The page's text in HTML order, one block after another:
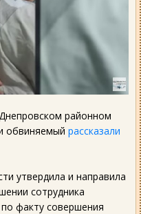
районном
обвиняемый рассказали
утвердила и направила
сотрудника
факту совершения